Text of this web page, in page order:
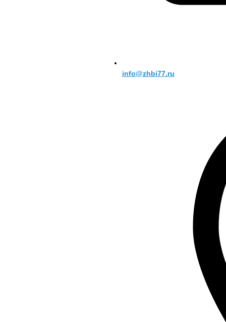
info@zhbi77.ru